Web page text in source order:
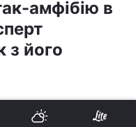
амфібію в
з його